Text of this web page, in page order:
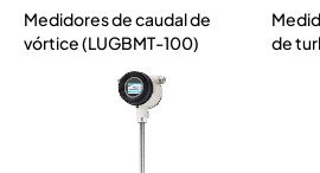
Medidores de caudal de
vórtice (LUGBMT-100)
de